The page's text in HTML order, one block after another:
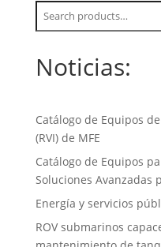
Noticias:
Catálogo de Equipos
(RVI) de MFE
Catálogo de Equipos
Soluciones Avanzadas
Energía y servicios
ROV submarinos